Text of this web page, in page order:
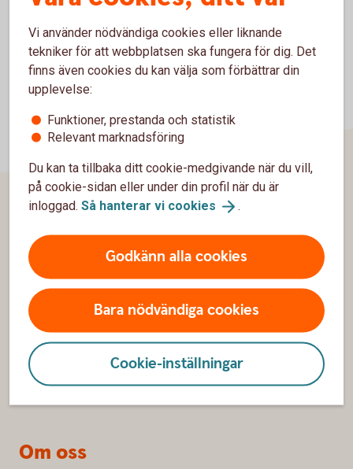
Vi använder nödvändiga cookies eller liknande
tekniker för att webbplatsen ska fungera för dig. Det
finns även cookies du kan välja som förbättrar din
upplevelse:
Funktioner, prestanda och statistik
Relevant marknadsföring
Du kan ta tillbaka ditt cookie-medgivande när du vill,
på cookie-sidan eller under din profil när du är
inloggad. Så hanterar vi cookies .
Godkänn alla cookies
Bara nödvändiga cookies
Cookie-inställningar
Sidfot
Hitta snabbt
Kundservice
Spärrhjälp
Hitta bankkontor
Bli kund
Om oss